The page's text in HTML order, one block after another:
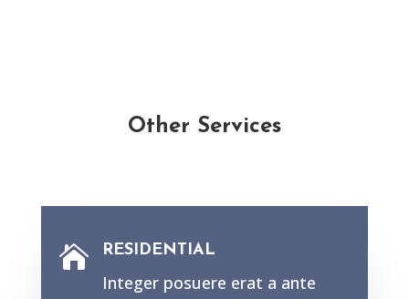
Other Services
 RESIDENTIAL
Integer posuere erat a ante